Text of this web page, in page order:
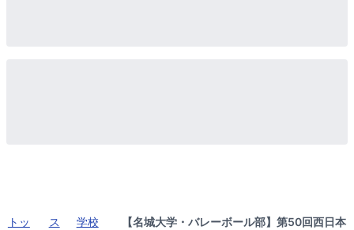
トッ
ス
学校
【名城大学・バレーボール部】第50回西日本